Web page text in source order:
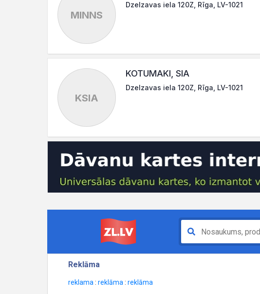
MINNS
Dzelzavas iela 120Z, Rīga, LV-1021
KSIA
KOTUMAKI, SIA
Dzelzavas iela 120Z, Rīga, LV-1021